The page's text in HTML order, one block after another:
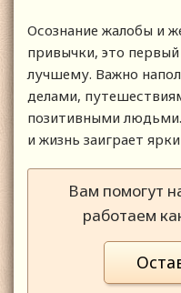
Осознание жалобы и
привычки, это
лучшему. Важно
делами,
позитивными
и жизнь заиграет
Вам помогут
работаем